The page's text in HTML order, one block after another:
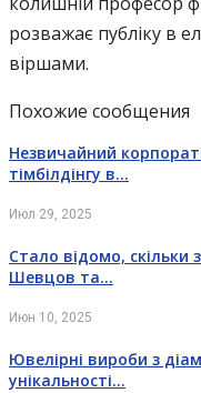
розважає публіку в
віршами.
Похожие сообщения
Незвичайний
тімбілдінгу в…
Июл 29, 2025
Стало відомо, скільки
Шевцов та…
Июн 10, 2025
Ювелірні вироби з
унікальності…